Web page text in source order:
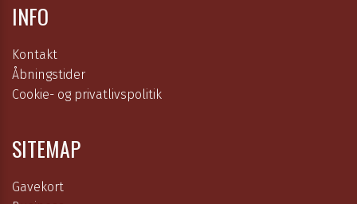
INFO
Kontakt
Åbningstider
Cookie- og privatlivspolitik
SITEMAP
Gavekort